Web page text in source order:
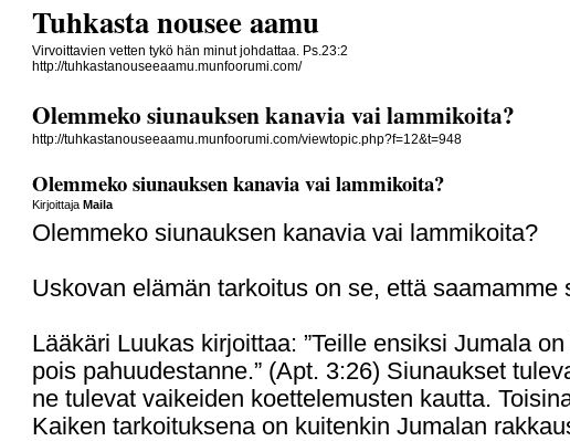
Tuhkasta nousee aamu
Virvoittavien vetten tykö hän minut johdattaa. Ps.23:2
http://tuhkastanouseeaamu.munfoorumi.com/
Olemmeko siunauksen kanavia vai lammikoita?
http://tuhkastanouseeaamu.munfoorumi.com/viewtopic.php?f=12&t=948
Olemmeko siunauksen kanavia vai lammikoita?
KirjoittajaMaila
Olemmeko siunauksen kanavia vai lammikoita?
Uskovan elämän tarkoitus on se, että
Lääkäri Luukas kirjoittaa: ”Teille ensiksi Jumala
pois pahuudestanne.” (Apt. 3:26) Siunaukset
ne tulevat vaikeiden koettelemusten kautta.
Kaiken tarkoituksena on kuitenkin Jumalan